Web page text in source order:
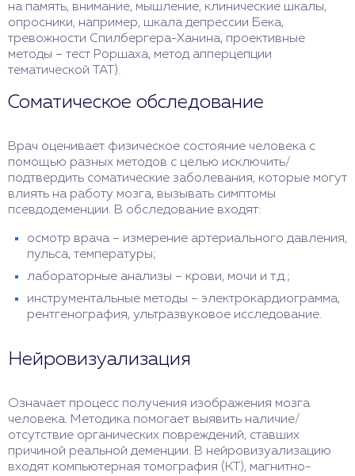
на память, внимание, мышление, клинические шкалы,
опросники, например, шкала депрессии Бека,
тревожности Спилбергера-Ханина, проективные
методы – тест Роршаха, метод апперцепции
тематической ТАТ).
Соматическое обследование
Врач оценивает физическое состояние человека с
помощью разных методов с целью исключить/
подтвердить соматические заболевания, которые могут
влиять на работу мозга, вызывать симптомы
псевдодеменции. В обследование входят:
осмотр врача – измерение артериального давления,
пульса, температуры;
лабораторные анализы – крови, мочи и т.д.;
инструментальные методы – электрокардиограмма,
рентгенография, ультразвуковое исследование.
Нейровизуализация
Означает процесс получения изображения мозга
человека. Методика помогает выявить наличие/
отсутствие органических повреждений, ставших
причиной реальной деменции. В нейровизуализацию
входят компьютерная томография (КТ), магнитно-